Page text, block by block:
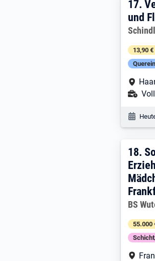
17.
17.
und
13,90
18.
18.
BS
55.000